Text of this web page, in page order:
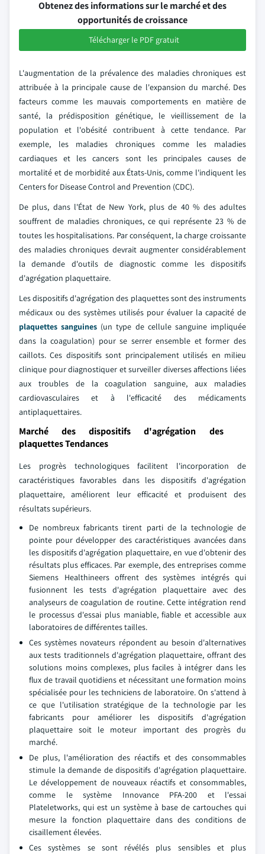
Obtenez des informations sur le marché et des
opportunités de croissance
Télécharger le PDF gratuit
L'augmentation de la prévalence des maladies chroniques est
attribuée à la principale cause de l'expansion du marché. Des
facteurs comme les mauvais comportements en matière de
santé, la prédisposition génétique, le vieillissement de la
population et l'obésité contribuent à cette tendance. Par
exemple, les maladies chroniques comme les maladies
cardiaques et les cancers sont les principales causes de
mortalité et de morbidité aux États-Unis, comme l'indiquent les
Centers for Disease Control and Prevention (CDC).
De plus, dans l'État de New York, plus de 40 % des adultes
souffrent de maladies chroniques, ce qui représente 23 % de
toutes les hospitalisations. Par conséquent, la charge croissante
des maladies chroniques devrait augmenter considérablement
la demande d'outils de diagnostic comme les dispositifs
d'agrégation plaquettaire.
Les dispositifs d'agrégation des plaquettes sont des instruments
médicaux ou des systèmes utilisés pour évaluer la capacité de
plaquettes sanguines (un type de cellule sanguine impliquée
dans la coagulation) pour se serrer ensemble et former des
caillots. Ces dispositifs sont principalement utilisés en milieu
clinique pour diagnostiquer et surveiller diverses affections liées
aux troubles de la coagulation sanguine, aux maladies
cardiovasculaires et à l'efficacité des médicaments
antiplaquettaires.
Marché des dispositifs d'agrégation des
plaquettes Tendances
Les progrès technologiques facilitent l'incorporation de
caractéristiques favorables dans les dispositifs d'agrégation
plaquettaire, améliorent leur efficacité et produisent des
résultats supérieurs.
De nombreux fabricants tirent parti de la technologie de
pointe pour développer des caractéristiques avancées dans
les dispositifs d'agrégation plaquettaire, en vue d'obtenir des
résultats plus efficaces. Par exemple, des entreprises comme
Siemens Healthineers offrent des systèmes intégrés qui
fusionnent les tests d'agrégation plaquettaire avec des
analyseurs de coagulation de routine. Cette intégration rend
le processus d'essai plus maniable, fiable et accessible aux
laboratoires de différentes tailles.
Ces systèmes novateurs répondent au besoin d'alternatives
aux tests traditionnels d'agrégation plaquettaire, offrant des
solutions moins complexes, plus faciles à intégrer dans les
flux de travail quotidiens et nécessitant une formation moins
spécialisée pour les techniciens de laboratoire. On s'attend à
ce que l'utilisation stratégique de la technologie par les
fabricants pour améliorer les dispositifs d'agrégation
plaquettaire soit le moteur important des progrès du
marché.
De plus, l'amélioration des réactifs et des consommables
stimule la demande de dispositifs d'agrégation plaquettaire.
Le développement de nouveaux réactifs et consommables,
comme le système Innovance PFA-200 et l'essai
Plateletworks, qui est un système à base de cartouches qui
mesure la fonction plaquettaire dans des conditions de
cisaillement élevées.
Ces systèmes se sont révélés plus sensibles et plus